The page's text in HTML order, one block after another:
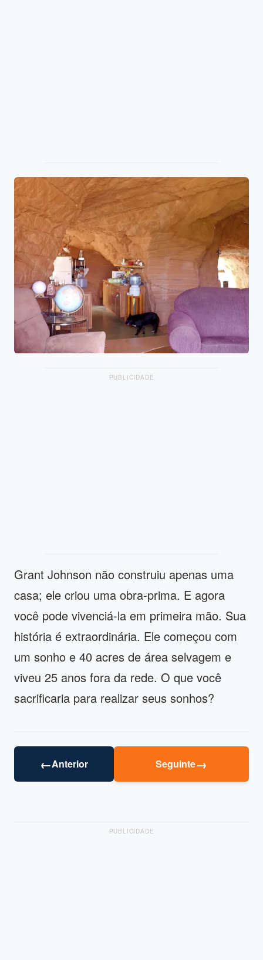
PUBLICIDADE
Grant Johnson não construiu apenas uma
casa; ele criou uma obra-prima. E agora
você pode vivenciá-la em primeira mão. Sua
história é extraordinária. Ele começou com
um sonho e 40 acres de área selvagem e
viveu 25 anos fora da rede. O que você
sacrificaria para realizar seus sonhos?
←Anterior Seguinte→
PUBLICIDADE